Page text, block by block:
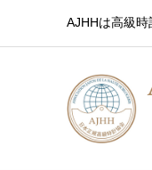
AJHHは高級